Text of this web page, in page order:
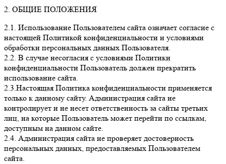
2. ОБЩИЕ ПОЛОЖЕНИЯ
2.1. Использование Пользователем сайта означает согласие с
настоящей Политикой конфиденциальности и условиями
обработки персональных данных Пользователя.
2.2. В случае несогласия с условиями Политики
конфиденциальности Пользователь должен прекратить
использование сайта.
2.3.Настоящая Политика конфиденциальности применяется
только к данному сайту. Администрация сайта не
контролирует и не несет ответственность за сайты третьих
лиц, на которые Пользователь может перейти по ссылкам,
доступным на данном сайте.
2.4. Администрация сайта не проверяет достоверность
персональных данных, предоставляемых Пользователем
сайта.